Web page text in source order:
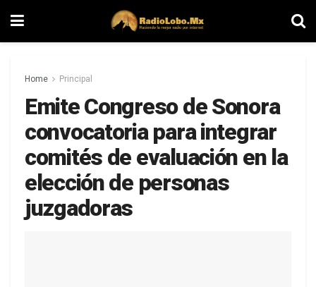
Home Principal
Emite Congreso de Sonora
convocatoria para integrar
comités de evaluación en la
elección de personas
juzgadoras